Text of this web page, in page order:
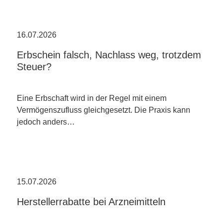
16.07.2026
Erbschein falsch, Nachlass weg, trotzdem
Steuer?
Eine Erbschaft wird in der Regel mit einem
Vermögenszufluss gleichgesetzt. Die Praxis kann
jedoch anders…
15.07.2026
Herstellerrabatte bei Arzneimitteln